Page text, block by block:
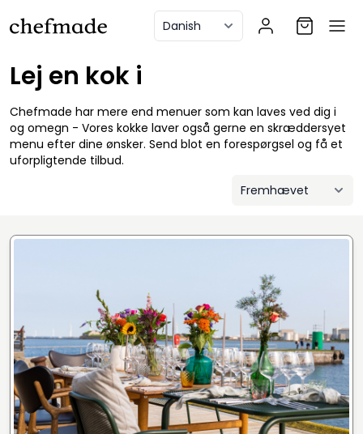
Lej en kok i
Chefmade har mere end menuer som kan laves ved dig i
og omegn - Vores kokke laver også gerne en skræddersyet
menu efter dine ønsker. Send blot en forespørgsel og få et
uforpligtende tilbud.